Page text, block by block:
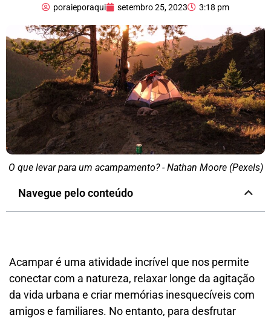
poraieporaqui setembro 25, 2023 3:18 pm
O que levar para um acampamento? - Nathan Moore (Pexels)
Navegue pelo conteúdo
Acampar é uma atividade incrível que nos permite
conectar com a natureza, relaxar longe da agitação
da vida urbana e criar memórias inesquecíveis com
amigos e familiares. No entanto, para desfrutar